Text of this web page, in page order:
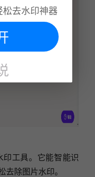
工具。它能智能识
除图片水印。
松去水印神器